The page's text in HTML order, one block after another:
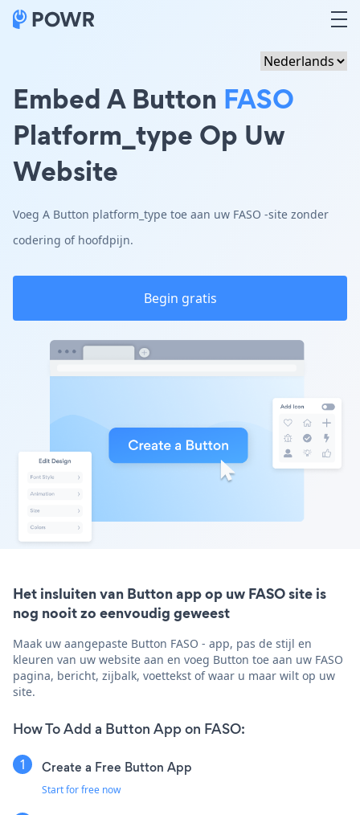
Embed A Button FASO
Platform_type Op Uw
Website
Voeg A Button platform_type toe aan uw FASO -site zonder
codering of hoofdpijn.
Begin gratis
Het insluiten van Button app op uw FASO site is
nog nooit zo eenvoudig geweest
Maak uw aangepaste Button FASO - app, pas de stijl en
kleuren van uw website aan en voeg Button toe aan uw FASO
pagina, bericht, zijbalk, voettekst of waar u maar wilt op uw
site.
How To Add a Button App on FASO:
Create a Free Button App
Start for free now